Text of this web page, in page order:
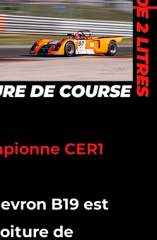
CER1
B19 est
de